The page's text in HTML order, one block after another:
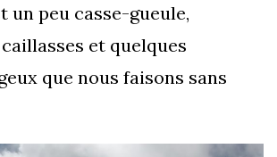
un peu casse-gueule,
et quelques
que nous faisons sans